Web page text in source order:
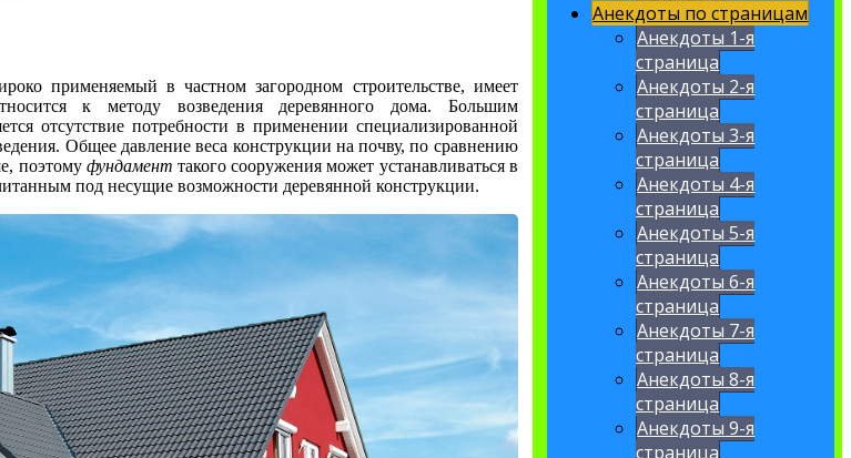
применяемый в частном загородном строительстве, имеет
к методу возведения деревянного дома. Большим
отсутствие потребности в применении специализированной
Общее давление веса конструкции на почву, по сравнению
поэтому фундамент такого сооружения может устанавливаться в
под несущие возможности деревянной конструкции.
Анекдоты по страницам
Анекдоты 1-я
страница
Анекдоты 2-я
страница
Анекдоты 3-я
страница
Анекдоты 4-я
страница
Анекдоты 5-я
страница
Анекдоты 6-я
страница
Анекдоты 7-я
страница
Анекдоты 8-я
страница
Анекдоты 9-я
страница